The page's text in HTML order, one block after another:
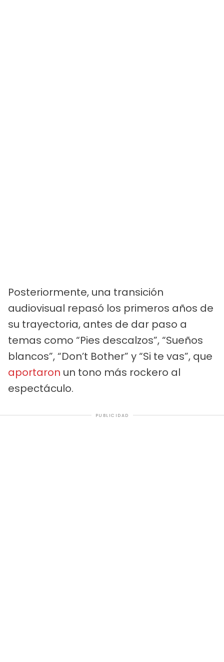
Posteriormente, una transición
audiovisual repasó los primeros años de
su trayectoria, antes de dar paso a
temas como “Pies descalzos”, “Sueños
blancos”, “Don’t Bother” y “Si te vas”, que
aportaron un tono más rockero al
espectáculo.
PUBLICIDAD